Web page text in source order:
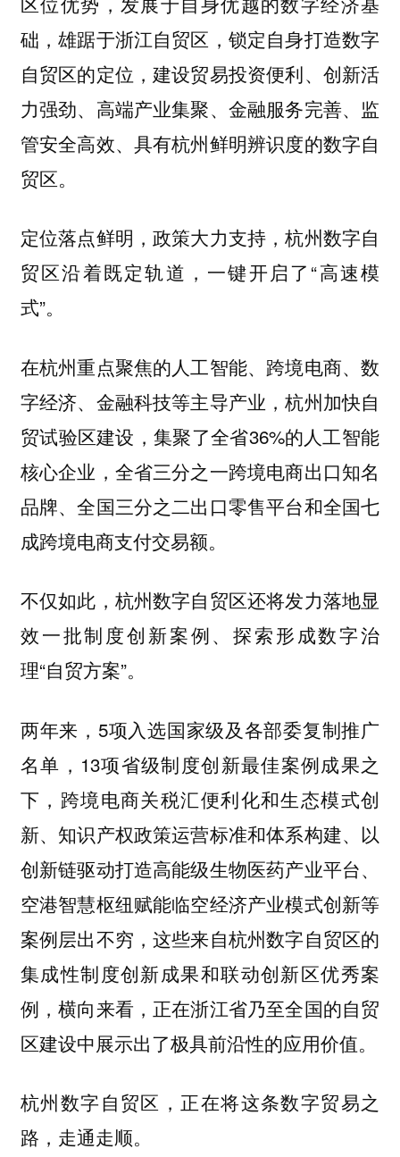
础，雄踞于浙江自贸区，锁定自身打造数字
自贸区的定位，建设贸易投资便利、创新活
力强劲、高端产业集聚、金融服务完善、监
管安全高效、具有杭州鲜明辨识度的数字自
贸区。
定位落点鲜明，政策大力支持，杭州数字自
贸区沿着既定轨道，一键开启了“高速模
式”。
在杭州重点聚焦的人工智能、跨境电商、数
字经济、金融科技等主导产业，杭州加快自
贸试验区建设，集聚了全省36%的人工智能
核心企业，全省三分之一跨境电商出口知名
品牌、全国三分之二出口零售平台和全国七
成跨境电商支付交易额。
不仅如此，杭州数字自贸区还将发力落地显
效一批制度创新案例、探索形成数字治
理“自贸方案”。
两年来，5项入选国家级及各部委复制推广
名单，13项省级制度创新最佳案例成果之
下，跨境电商关税汇便利化和生态模式创
新、知识产权政策运营标准和体系构建、以
创新链驱动打造高能级生物医药产业平台、
空港智慧枢纽赋能临空经济产业模式创新等
案例层出不穷，这些来自杭州数字自贸区的
集成性制度创新成果和联动创新区优秀案
例，横向来看，正在浙江省乃至全国的自贸
区建设中展示出了极具前沿性的应用价值。
杭州数字自贸区，正在将这条数字贸易之
路，走通走顺。